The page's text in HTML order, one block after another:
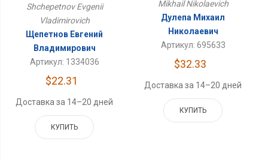
Shchepetnov Evgenii
Vladimirovich
Щепетнов Евгений
Владимирович
Артикул: 1334036
$22.31
Доставка за 14–20 дней
КУПИТЬ
Mikhail Nikolaevich
Дулепа Михаил
Николаевич
Артикул: 695633
$32.33
Доставка за 14–20 дней
КУПИТЬ